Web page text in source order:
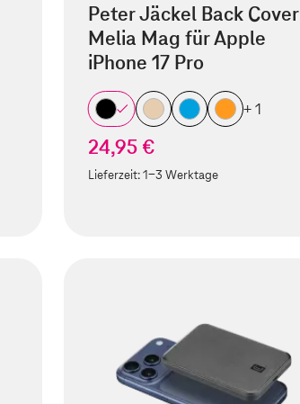
Peter Jäckel Back Cover
Melia Mag für Apple
iPhone 17 Pro
+ 1
24,95 €
Lieferzeit:1-3 Werktage